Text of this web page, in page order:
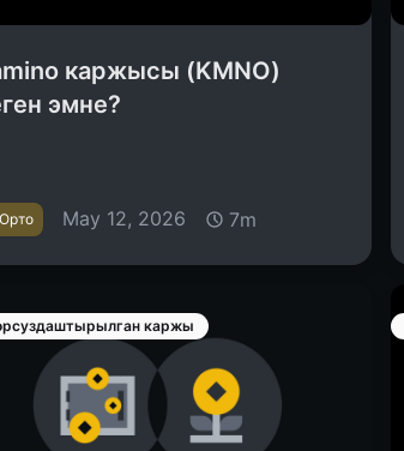
каржысы (KMNO)
эмне?
Орто May 12, 2026 7m
каржы